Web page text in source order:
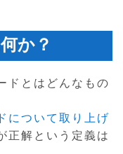
か？
ドとはどんなもの
について取り上げ
正解という定義は